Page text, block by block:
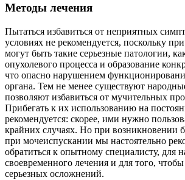
Методы лечения
Пытаться избавиться от неприятных
условиях не рекомендуется, поскольку
могут быть такие серьезные патологии,
опухолевого процесса и образование
что опасно нарушением
органа. Тем не менее существуют
позволяют избавиться от мучительных
Прибегать к их использованию на
рекомендуется: скорее, ими нужно
крайних случаях. Но при возникновении
при мочеиспускании мы настоятельно
обратиться к опытному специалисту, для
своевременного лечения и для того,
серьезных осложнений.